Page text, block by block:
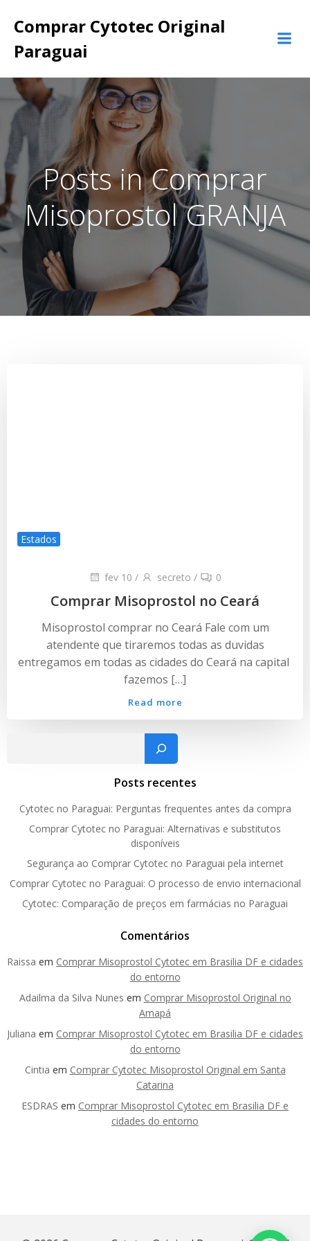
para
Comprar Cytotec Original
Paraguai
Posts in Comprar
Misoprostol GRANJA
Estados
fev 10 / secreto / 0
Comprar Misoprostol no Ceará
Misoprostol comprar no Ceará Fale com um
atendente que tiraremos todas as duvidas
entregamos em todas as cidades do Ceará na capital
fazemos […]
Read more
Pesquisar
Posts recentes
Cytotec no Paraguai: Perguntas frequentes antes da compra
Comprar Cytotec no Paraguai: Alternativas e substitutos
disponíveis
Segurança ao Comprar Cytotec no Paraguai pela internet
Comprar Cytotec no Paraguai: O processo de envio internacional
Cytotec: Comparação de preços em farmácias no Paraguai
Comentários
Raissa em Comprar Misoprostol Cytotec em Brasilia DF e cidades
do entorno
Adailma da Silva Nunes em Comprar Misoprostol Original no
Amapá
Juliana em Comprar Misoprostol Cytotec em Brasilia DF e cidades
do entorno
Cintia em Comprar Cytotec Misoprostol Original em Santa
Catarina
ESDRAS em Comprar Misoprostol Cytotec em Brasilia DF e
cidades do entorno